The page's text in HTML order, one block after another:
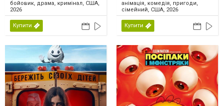
бойовик, драма, кримінал, США,
2026
Купити
анімація, комедія, пригоди,
сімейний, США, 2026
Купити